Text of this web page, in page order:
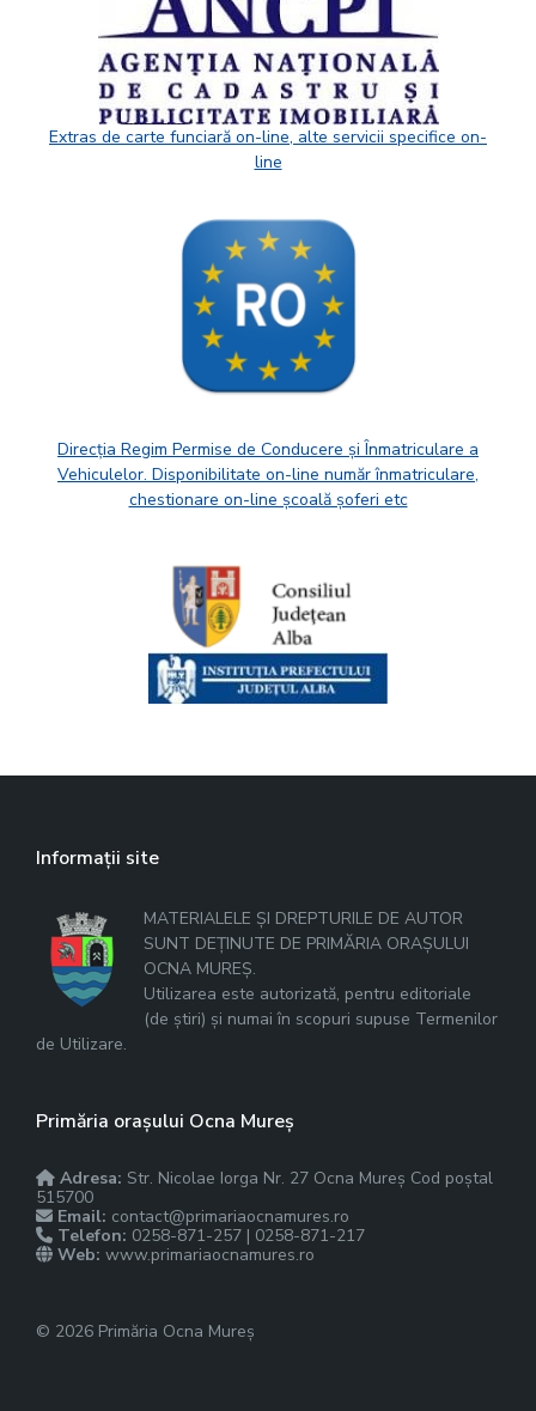
Extras de carte funciară on-line, alte servicii specifice on-
line
Direcția Regim Permise de Conducere și Înmatriculare a
Vehiculelor. Disponibilitate on-line număr înmatriculare,
chestionare on-line școală șoferi etc
Informații site
MATERIALELE ȘI DREPTURILE DE AUTOR
SUNT DEȚINUTE DE PRIMĂRIA ORAȘULUI
OCNA MUREȘ.
Utilizarea este autorizată, pentru editoriale
(de știri) și numai în scopuri supuse Termenilor
de Utilizare.
Primăria orașului Ocna Mureș
Adresa: Str. Nicolae Iorga Nr. 27 Ocna Mureș Cod poștal
515700
Email: contact@primariaocnamures.ro
Telefon: 0258-871-257 | 0258-871-217
Web: www.primariaocnamures.ro
© 2026 Primăria Ocna Mureș